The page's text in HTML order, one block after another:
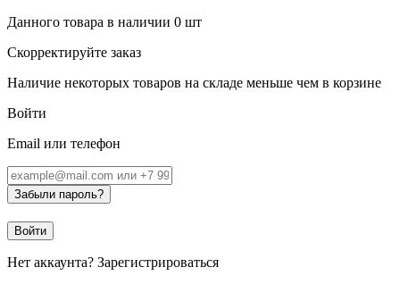
Данного товара в наличии 0 шт
Скорректируйте заказ
Наличие некоторых товаров на складе меньше чем в корзине
Войти
Email или телефон
Забыли пароль?
Войти
Нет аккаунта? Зарегистрироваться